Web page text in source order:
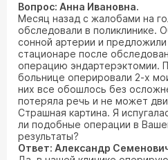
Вопрос: Анна Ивановна.
Месяц назад с жалобами на
обследовали в поликлинике.
сонной артерии и
стационаре после
операцию эндартерэктомии.
больнице оперировали 2-х
них все обошлось без
потеряла речь и не может
Страшная картина. Я
ли подобные операции в
результаты?
Ответ: Александр